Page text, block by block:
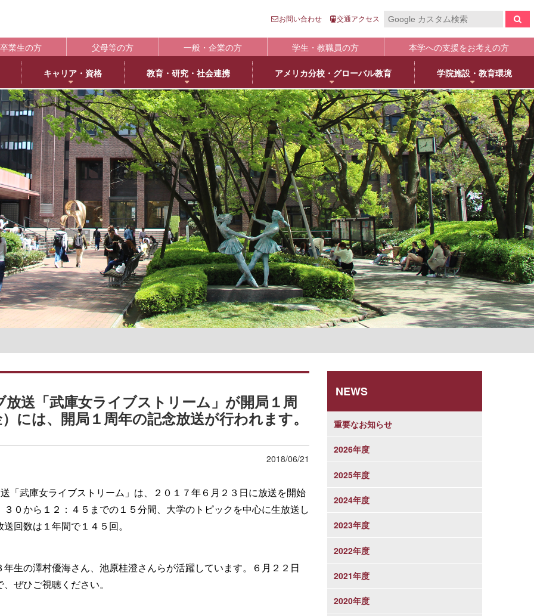
お問い合わせ 交通アクセス
卒業生の方 父母等の方 一般・企業の方 学生・教職員の方 本学への支援をお考えの方
キャンパス
交通アクセス
キャンパス紹介
内部質保証体制
大学評価
認証評価
自己点検・評価
大学情報の公表
IR（Institutional Research）情報
学校法人武庫川学院
武庫川学院創立80周年
高等教育の修学支援新制度について
共通教育
共通教育部
履修・成績
シラバス
履修便覧
成績評価
教員情報検索
教員一覧
名誉教授一覧
日本語日本文学専攻
英語英米文学専攻
臨床心理学専攻
臨床教育学専攻
生活環境学専攻
食物栄養学専攻
建築学専攻
景観建築学専攻
薬科学専攻
看護学専攻
学生支援の概要
褒賞制度
修学支援新制度
奨学金制度
学寮
下宿・ワンルームマンション（武庫女エンタープライズ）
オフィスアワー
アルバイト
キャンパスライフ
売店・本/食堂・カフェ
キャンパスカレンダー
学友会・委員会
クラブ・同好会
学内ボランティア団体
武庫女Style
学費等納付金
学則
キャリア・資格
資格取得
取得可能な資格
エクステンション講座
教員採用試験対策
編入
編入学について
大学院進学
大学院・専攻科入試ガイド
教育・研究・社会連携
ート
育成推進センター
イエンス・コモンズ
社会連携
社会連携推進センター
発達・臨床心理センター
子育てひろば
ブラウン・ライス・ウィーク
教育連携
MUKOJO ミライ☆ラボ
大学間教育研究連携
生涯学習
オープンカレッジ
大学院／専攻科紹介
科目等履修について
リカレント教育
MUKOnoa+
教員情報検索
アメリカ分校・グローバル教育
BLOG
教育学科アメリカ分校留学
薬学部アメリカ分校留学日記
国際センター
学院施設・教育環境
施設紹介
中央キャンパス
浜甲子園キャンパス
上甲子園キャンパス・甲子園会館
西宮北口キャンパス
武庫女ステーションキャンパス
北摂キャンパス・丹嶺学苑研修センター
アメリカ分校
送「武庫女ライブストリーム」が開局１周
には、開局１周年の記念放送が行われます。
2018/06/21
「武庫女ライブストリーム」は、２０１７年６月２３日に放送を開始
０から１２：４５までの１５分間、大学のトピックを中心に生放送し
回数は１年間で１４５回。
生の澤村優海さん、池原桂澄さんらが活躍しています。６月２２日
ぜひご視聴ください。
NEWS
重要なお知らせ
2026年度
2025年度
2024年度
2023年度
2022年度
2021年度
2020年度